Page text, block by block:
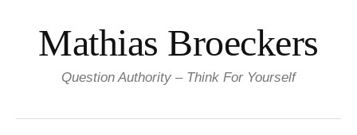
content
Mathias Broeckers
Question Authority – Think For Yourself